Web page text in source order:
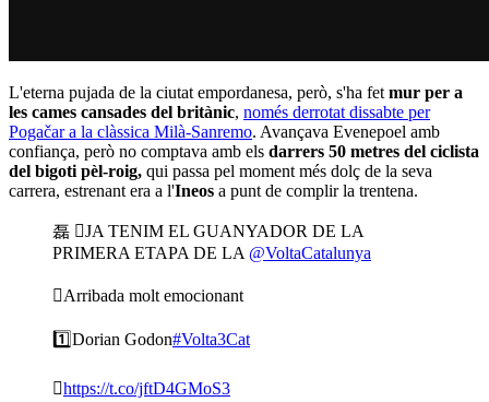
L'eterna pujada de la ciutat empordanesa, però, s'ha fet mur per a
les cames cansades del britànic, només derrotat dissabte per
Pogačar a la clàssica Milà-Sanremo. Avançava Evenepoel amb
confiança, però no comptava amb els darrers 50 metres del ciclista
del bigoti pèl-roig, qui passa pel moment més dolç de la seva
carrera, estrenant era a l'Ineos a punt de complir la trentena.
磊 JA TENIM EL GUANYADOR DE LA
PRIMERA ETAPA DE LA @VoltaCatalunya
Arribada molt emocionant
1️⃣Dorian Godon#Volta3Cat
https://t.co/jftD4GMoS3